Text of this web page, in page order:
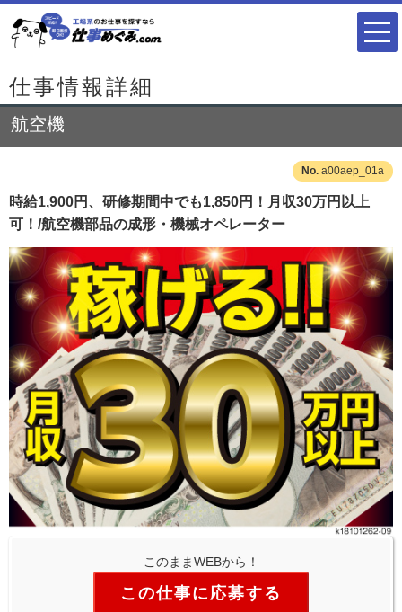
仕事情報詳細
航空機
a00aep_01a
時給1,900円、研修期間中でも1,850円！月収30万円以上
可！/航空機部品の成形・機械オペレーター
このままWEBから！
この仕事に応募する